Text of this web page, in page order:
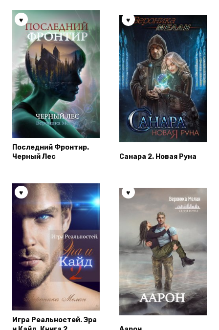
Последний Фронтир.
Черный Лес
Санара 2. Новая Руна
Игра Реальностей. Эра